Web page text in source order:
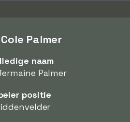
Palmer
naam
Palmer
positie